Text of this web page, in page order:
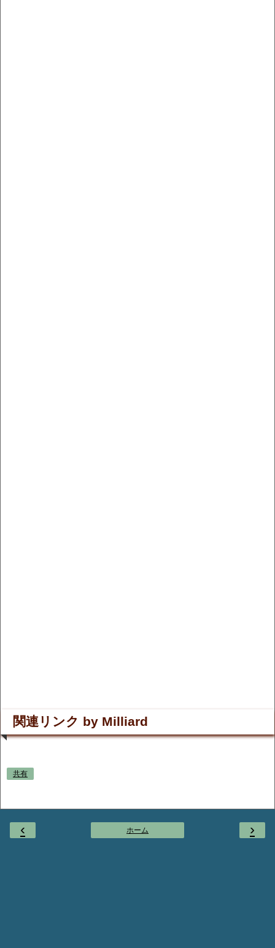
関連リンク by Milliard
共有
‹ ›
ホーム